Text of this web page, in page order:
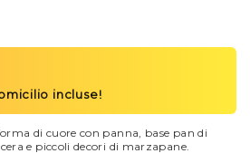
di cuore con panna, base pan di
e piccoli decori di marzapane.